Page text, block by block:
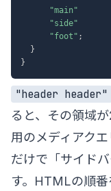
"main"
"side"
"foot" ;
}
}
"header header"
ると、その領域
用のメディアク
だけで「サイド
す。HTMLの順番